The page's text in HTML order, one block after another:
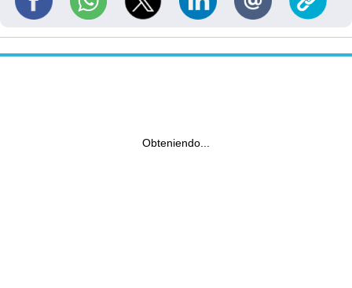
Obteniendo...